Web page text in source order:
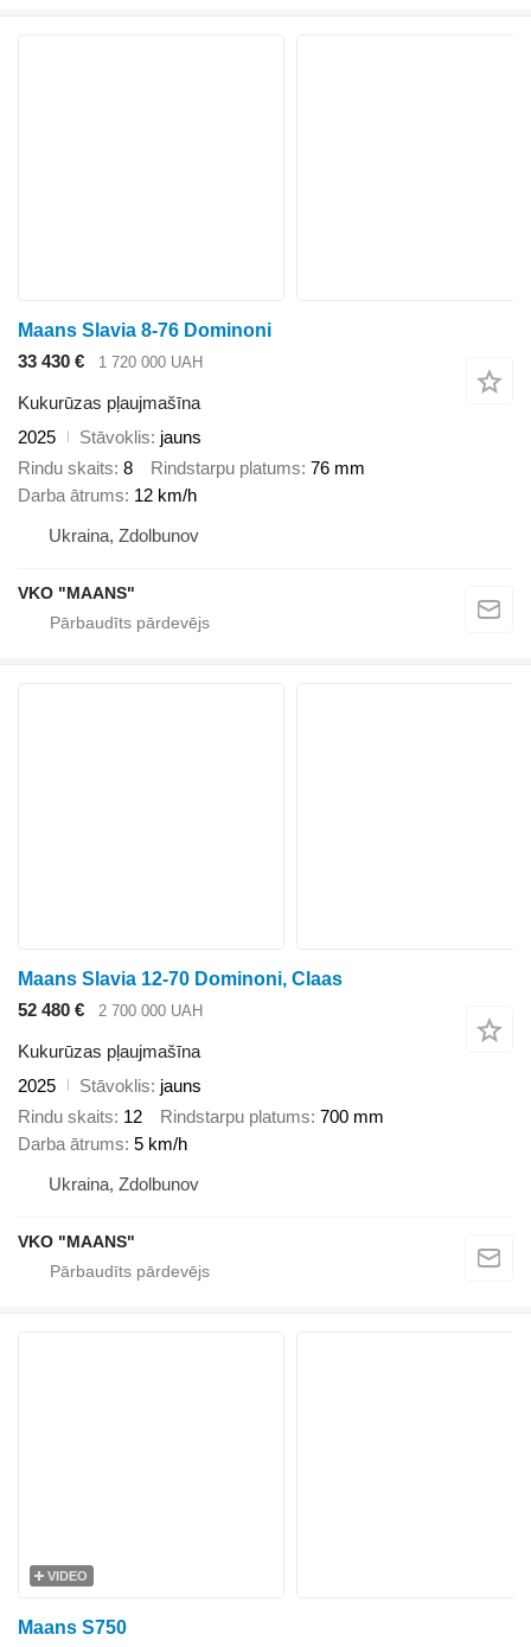
Maans Slavia 8-76 Dominoni
33 430 €
1 720 000 UAH
Kukurūzas pļaujmašīna
2025
Stāvoklis jauns
Rindu skaits 8 Rindstarpu platums 76 mm
Darba ātrums 12 km/h
Ukraina, Zdolbunov
VKO "MAANS"
Maans Slavia 12-70 Dominoni, Claas
52 480 €
2 700 000 UAH
Kukurūzas pļaujmašīna
2025
Stāvoklis jauns
Rindu skaits 12 Rindstarpu platums 700 mm
Darba ātrums 5 km/h
Ukraina, Zdolbunov
VKO "MAANS"
VIDEO
Maans S750